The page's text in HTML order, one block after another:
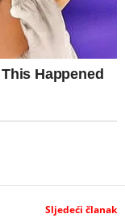
Sljedeći članak